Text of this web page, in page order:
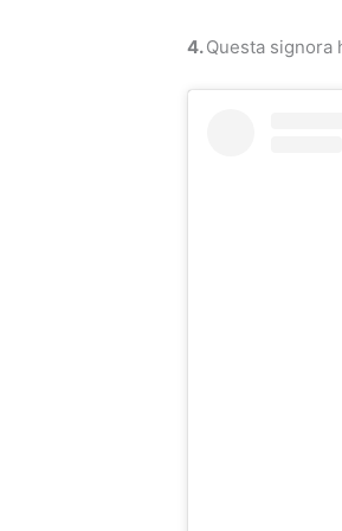
4.Questa signora